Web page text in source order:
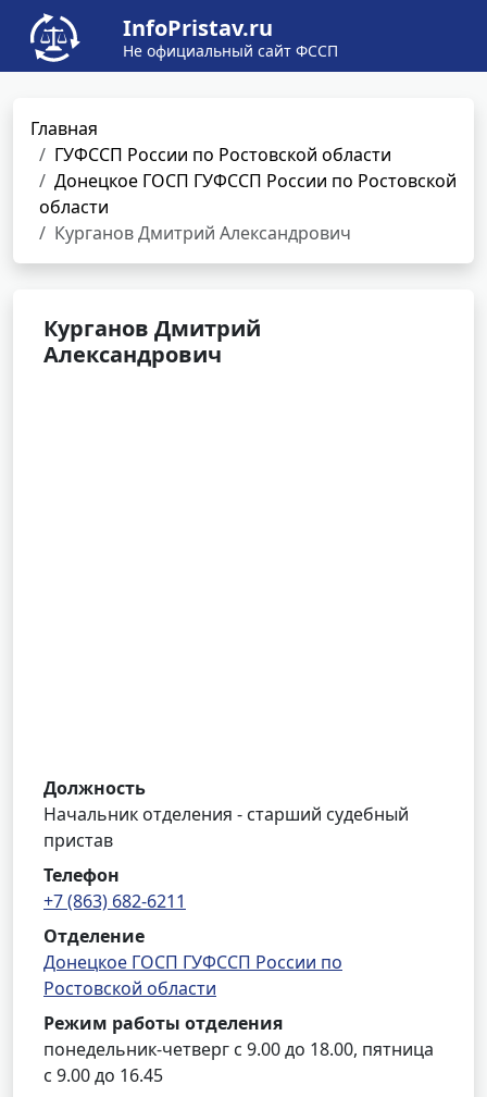
InfoPristav.ru
Не официальный сайт ФССП
Главная
ГУФССП России по Ростовской области
Донецкое ГОСП ГУФССП России по Ростовской
области
Курганов Дмитрий Александрович
Курганов Дмитрий
Александрович
Должность
Начальник отделения - старший судебный
пристав
Телефон
+7 (863) 682-6211
Отделение
Донецкое ГОСП ГУФССП России по
Ростовской области
Режим работы отделения
понедельник-четверг с 9.00 до 18.00, пятница
с 9.00 до 16.45